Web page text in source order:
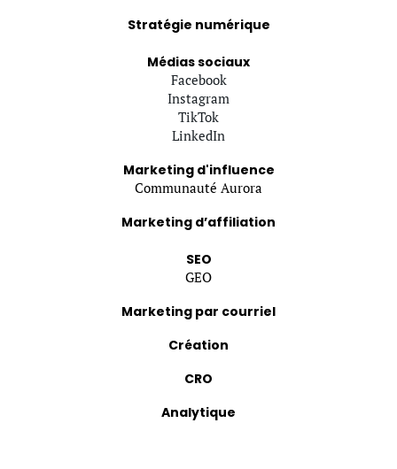
Stratégie numérique
Médias sociaux
Facebook
Instagram
TikTok
LinkedIn
Marketing d'influence
Communauté Aurora
Marketing d’affiliation
SEO
GEO
Marketing par courriel
Création
CRO
Analytique